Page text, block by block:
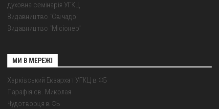
духовна семінарія УГКЦ
Видавництво "Свічадо"
Видавництво "Місіонер"
МИ В МЕРЕЖІ
Харківський Екзархат УГКЦ в ФБ
Парафія св. Миколая
Чудотворця в ФБ